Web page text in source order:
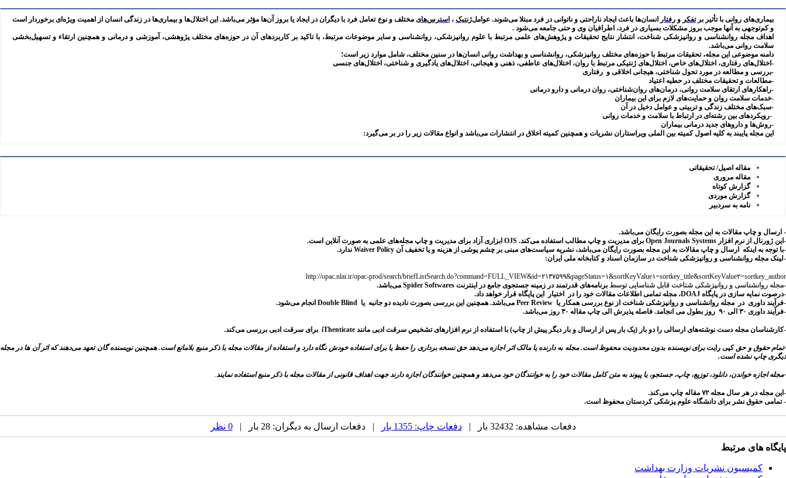
بیماری‌های روانی با تأثیر بر تفکر و رفتار انسان‌ها باعث ایجاد ناراحتی و ناتوانی در فرد مبتلا می‌شوند. عواملژنتیک ، استرس‌های مختلف و نوع تعامل فرد با دیگران در ایجاد یا بروز آن‌ها مؤثر می‌باشد. این اختلال‌ها و بیماری‌ها در زندگی انسان از اهمیت ویژه‌ای برخوردار است
و کم‌توجهی به آنها موجب بروز مشکلات بسیاری در فرد، اطرافیان وی و حتی جامعه می‌شود .
اهداف مجله روانشناسی و روانپزشکی شناخت، انتشار نتایج تحقیقات و پژوهش‌های علمی مرتبط با علوم روانپزشکی، روانشناسی و سایر موضوعات مرتبط، با تاکید بر کاربردهای آن در حوزه‌های مختلف پژوهشی، آموزشی و درمانی و همچنین ارتقاء و تسهیل‌بخشی
سلامت روانی می‌باشد.
دامنه موضوعی این مجله، تحقیقات مرتبط با حوزههای مختلف روانپزشکی، روانشناسی و بهداشت روانی انسان‌ها در سنین مختلف، شامل موارد زیر است؛
-اختلال‌های رفتاری، اختلال‌های خاص، اختلال‌های ژنتیکی مرتبط با روان، اختلال‌های عاطفی، ذهنی و هیجانی، اختلال‌های یادگیری و شناختی، اختلال‌های جنسی
-بررسی و مطالعه در مورد تحول شناختی، هیجانی اخلاقی و رفتاری
-مطالعات و تحقیقات مختلف در حطیه اعتیاد
-راهکارهای ارتقای سلامت روانی، درمان‌های روان‌شناختی، روان درمانی و دارو درمانی
-خدمات سلامت روان و حمایت‌های لازم برای این بیماران
-سبک‌های مختلف زندگی و تربیتی و عوامل دخیل در آن
-رویکردهای بین رشته‌ای در ارتباط با سلامت و خدمات روانی
-روش‌ها و داروهای جدید درمانی بیماران
این مجله پایبند به کلیه اصول کمیته بین الملی ویراستاران نشریات و همچنین کمیته اخلاق در انتشارات می‌باشد و انواع مقالات زیر را در بر می‌گیرد:
مقاله اصیل/ تحقیقاتی
مقاله مروری
گزارش کوتاه
گزارش موردی
نامه به سردبیر
- ارسال و چاپ مقالات به این مجله بصورت رایگان می‌باشد.
-این ژورنال از نرم افزار Open Journals Systems برای مدیریت و چاپ مطالب استفاده می‌کند.
OJS ابزاری آزاد برای مدیریت و چاپ مجله‌های علمی به صورت آنلاین است.
-با توجه به اینکه ارسال و چاپ مقالات به این مجله بصورت رایگان می‌باشد، نشریه سیاست‌های مبنی بر چشم پوشی از هزینه و یا تخفیف آن Waiver Policy ندارد.
-لینک مجله روانشناسی و روانپزشکی شناخت در سازمان اسناد و کتابخانه ملی ایران:
http://opac.nlai.ir/opac-prod/search/briefListSearch.do?command=FULL_VIEW&id=۲۱۳۷۵۹۹&pageStatus=۱&sortKeyValue۱=sortkey_title&sortKeyValue۲=sortkey_author
-مجله روانشناسی و روانپزشکی شناخت قابل شناسایی توسط برنامه‌های قدرتمند در زمینه جستجوی جامع در اینترنت Spider Softwares می‌باشد.
-درصوت نمایه سازی در پایگاه DOAJ، مجله تمامی اطلاعات مقالات خود را در اختیار این پایگاه قرار خواهد داد.
-فرآیند داوری در مجله روانشناسی و روانپزشکی شناخت از نوع بررسی همکار یا Peer Review می‌باشد. همچنین این بررسی بصورت نادیده دو جانبه یا Double Blind انجام می‌شود.
-فرآیند داوری ۳۰ الی ۹۰ روز بطول می انجامد. فاصله پذیرش الی چاپ مقاله ۳۰ روز می‌باشد.
-کارشناسان مجله دست نوشته‌های ارسالی را دو بار (یک بار پس از ارسال و بار دیگر پیش از چاپ) با استفاده از نرم افزارهای تشخیص سرقت ادبی مانند iThenticate برای سرقت ادبی بررسی می‌کند.
-تمام حقوق و حق کپی رایتبرای نویسنده بدون محدودیت محفوظ است. مجله به دارنده یا مالک اثر اجازه می‌دهد حق نسخه برداری را حفظ یا برای استفاده خودش نگاه دارد و استفاده از مقالات مجله با ذکر منبع بلامانع است. همچنین نویسنده گان تعهد می‌دهند که اثر آن ها در مجله
دیگری چاپ نشده است.
-مجله اجازه خواندن، دانلود، توزیع، چاپ، جستجو، یا پیوند به متن کامل مقالات خود را به خوانندگان خود می‌دهد و همچنین خوانندگان اجازه دارند جهت اهداف قانونی از مقالات مجله با ذکر منبع استفاده نمایند.
-این مجله در هر سال مجله ۷۲ مقاله چاپ می‌کند.
- تمامی حقوق نشر برای دانشگاه علوم پزشکی کردستان محفوظ است.
دفعات مشاهده: 32432 بار | دفعات چاپ: 1355 بار | دفعات ارسال به دیگران: 28 بار | 0 نظر
پایگاه های مرتبط
کمیسیون نشریات وزارت بهداشت